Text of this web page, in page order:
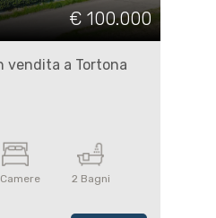
€ 100.000
vendita a Tortona
2 Bagni